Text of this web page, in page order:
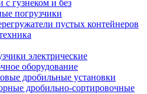
с гузнеком и без
погрузчики
пустых контейнеров
электрические
оборудование
дробильные установки
дробильно-сортировочные